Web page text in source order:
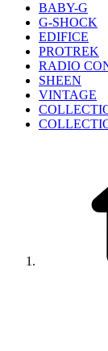
BABY-G
G-SHOCK
EDIFICE
PROTREK
RADIO
SHEEN
VINTAGE